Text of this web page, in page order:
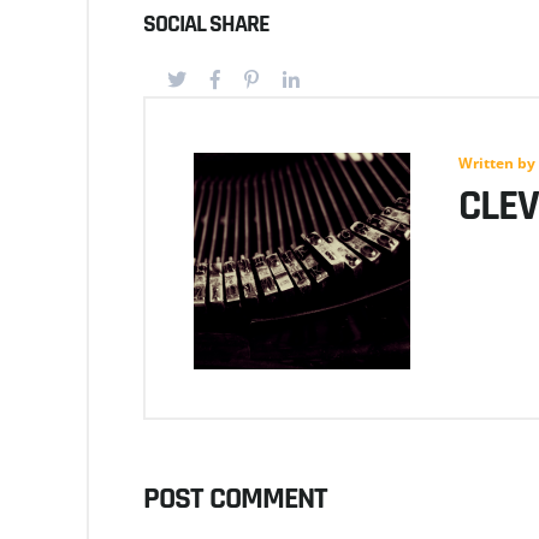
SOCIAL SHARE
Written by
POST COMMENT